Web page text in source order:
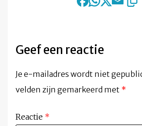
Geef een reactie
Je e-mailadres wordt niet
velden zijn gemarkeerd met *
Reactie *